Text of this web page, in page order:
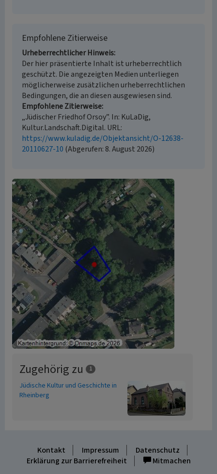
Empfohlene Zitierweise
Urheberrechtlicher Hinweis
Der hier präsentierte Inhalt ist urheberrechtlich
geschützt. Die angezeigten Medien unterliegen
möglicherweise zusätzlichen urheberrechtlichen
Bedingungen, die an diesen ausgewiesen sind.
Empfohlene Zitierweise
„Jüdischer Friedhof Orsoy”. In: KuLaDig,
Kultur.Landschaft.Digital. URL:
https://www.kuladig.de/Objektansicht/O-12638-
20110627-10 (Abgerufen: 8. August 2026)
Zugehörig zu 1
Jüdische Kultur und Geschichte in
Rheinberg
Kontakt Impressum
Datenschutz
Erklärung zur Barrierefreiheit
Mitmachen